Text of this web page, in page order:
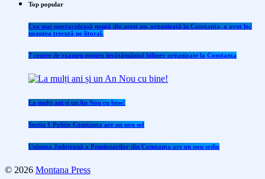
Top popular
Cea mai spectaculoasă nuntă din acest an, organizată în Constanța, a avut loc
noaptea trecută pe litoral.
7 centre de examen pentru învăţământul bilingv organizate la Constanţa
La mulți ani și un An Nou cu bine!
Sectia 1 Politie Constanta are un nou sef
Uniunea Județeană a Pensionarilor din Constanța are un nou sediu
© 2026 Montana Press